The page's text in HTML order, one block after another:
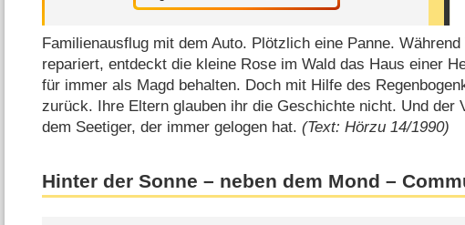
Familienausflug mit dem Auto. Plötzlich eine Panne. Während
repariert, entdeckt die kleine Rose im Wald das Haus einer
für immer als Magd behalten. Doch mit Hilfe des
zurück. Ihre Eltern glauben ihr die Geschichte nicht. Und der
dem Seetiger, der immer gelogen hat.(Text: Hörzu 14/1990)
Hinter der Sonne – neben dem Mond –